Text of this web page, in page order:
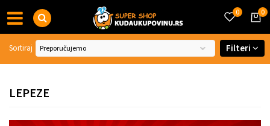
0
0
LEPEZE
Sortiraj Filteri